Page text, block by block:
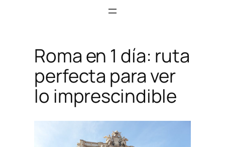
Roma en 1 día: ruta
perfecta para ver
lo imprescindible